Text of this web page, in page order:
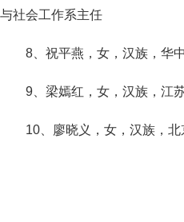
与社会工作系主任
8、祝平燕，女，汉族，华
9、梁嫣红，女，汉族，江
10、廖晓义，女，汉族，